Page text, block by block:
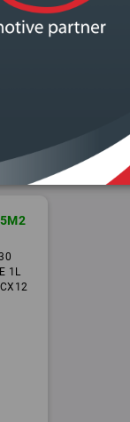
Pesquisar:
1L